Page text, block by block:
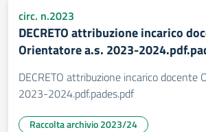
circ. n.2023
DECRETO attribuzione incarico
Orientatore a.s. 2023-
DECRETO attribuzione incarico docente
2023-2024.pdf.pades.pdf
Raccolta archivio 2023/24